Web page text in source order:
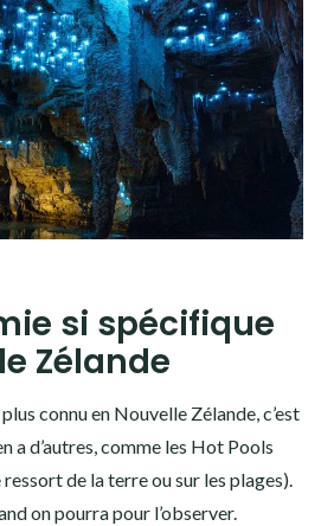
si spécifique
Zélande
connu en Nouvelle Zélande, c’est
a d’autres, comme les Hot Pools
ressort de la terre ou sur les plages).
on pourra pour l’observer.